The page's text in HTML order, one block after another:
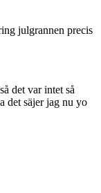
julgrannen precis
det var intet så
det säjer jag nu yo